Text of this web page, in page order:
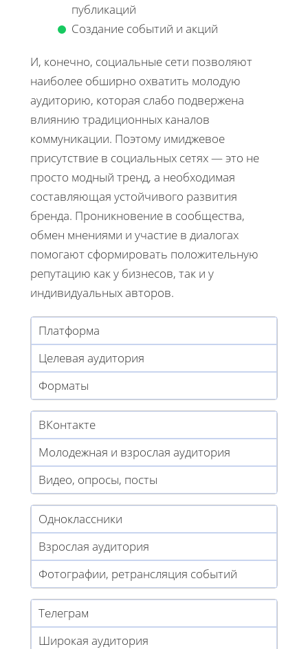
публикаций
Создание событий и акций
И, конечно, социальные сети позволяют
наиболее обширно охватить молодую
аудиторию, которая слабо подвержена
влиянию традиционных каналов
коммуникации. Поэтому имиджевое
присутствие в социальных сетях — это не
просто модный тренд, а необходимая
составляющая устойчивого развития
бренда. Проникновение в сообщества,
обмен мнениями и участие в диалогах
помогают сформировать положительную
репутацию как у бизнесов, так и у
индивидуальных авторов.
Платформа
Целевая аудитория
Форматы
ВКонтакте
Молодежная и взрослая аудитория
Видео, опросы, посты
Одноклассники
Взрослая аудитория
Фотографии, ретрансляция событий
Телеграм
Широкая аудитория